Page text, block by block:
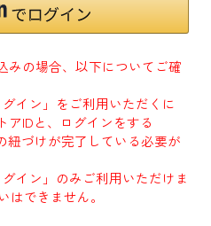
の場合、以下についてご確
イン」をご利用いただくに
アIDと、ログインをする
紐づけが完了している必要が
イン」のみご利用いただけま
はできません。